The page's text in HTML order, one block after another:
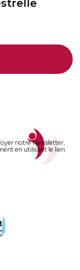
notre Newsletter,
en utilisant le lien